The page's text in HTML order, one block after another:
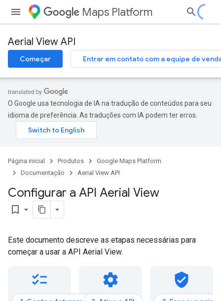
Maps Platform
Aerial View API
Começar Entrar em contato com a equipe de
O Google usa tecnologia de IA na tradução de conteúdos para seu
idioma de preferência. As traduções com IA podem ter erros.
Página inicial Produtos
Google Maps Platform
Documentação
Aerial View API
Configurar a API Aerial View
bookmark_border
Este documento descreve as etapas necessárias para
começar a usar a API Aerial View.
checklist settings verified_user